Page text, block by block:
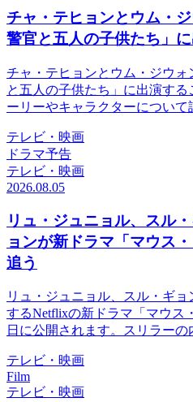
チャ・テヒョンとウム・
警官と五人の子供たち」
チャ・テヒョンとウム・ジウ
と五人の子供たち」に出演す
ーリーやキャラクターについて
テレビ・映画
ドラマ予告
テレビ・映画
2026.08.05
リュ・ジュニョル、スル
ョンが新ドラマ「マウス
追う
リュ・ジュニョル、スル・ギ
するNetflixの新ドラマ「マウス
日に公開されます。スリラーの
テレビ・映画
Film
テレビ・映画